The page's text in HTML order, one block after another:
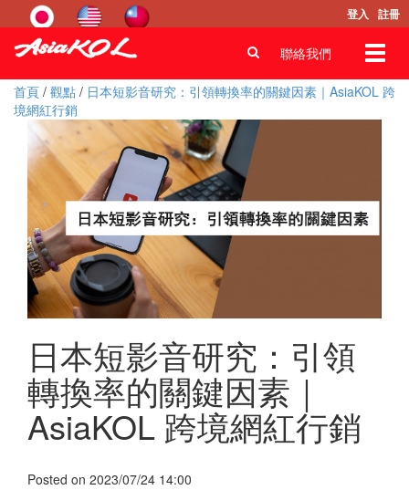
登入 註冊
聯絡我們
首頁 / 觀點 / 日本短影音研究：引領轉換率的關鍵因素｜AsiaKOL 跨
境網紅行銷
日本短影音研究：引領
轉換率的關鍵因素｜
AsiaKOL 跨境網紅行銷
Posted on 2023/07/24 14:00